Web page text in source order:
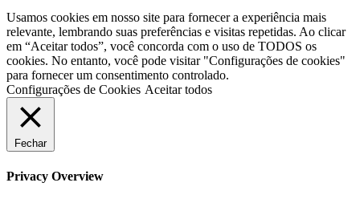
Usamos cookies em nosso site para fornecer a experiência mais
relevante, lembrando suas preferências e visitas repetidas. Ao clicar
em “Aceitar todos”, você concorda com o uso de TODOS os
cookies. No entanto, você pode visitar "Configurações de cookies"
para fornecer um consentimento controlado.
Configurações de Cookies Aceitar todos
Fechar
Privacy Overview